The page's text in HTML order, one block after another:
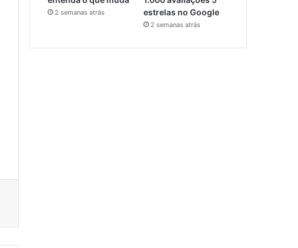
2 semanas atrás
estrelas no Google
2 semanas atrás